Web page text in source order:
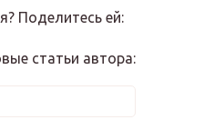
Поделитесь ей:
статьи автора: